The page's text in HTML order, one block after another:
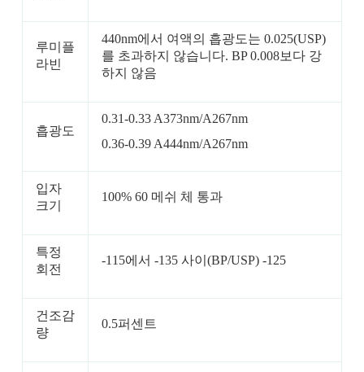
루미플
라빈
440nm에서 여액의 흡광도는 0.025(USP)
를 초과하지 않습니다. BP 0.008보다 강
하지 않음
흡광도
0.31-0.33 A373nm/A267nm
0.36-0.39 A444nm/A267nm
입자
크기
100% 60 메쉬 체 통과
특정
회전
-115에서 -135 사이(BP/USP) -125
건조감
량
0.5퍼센트